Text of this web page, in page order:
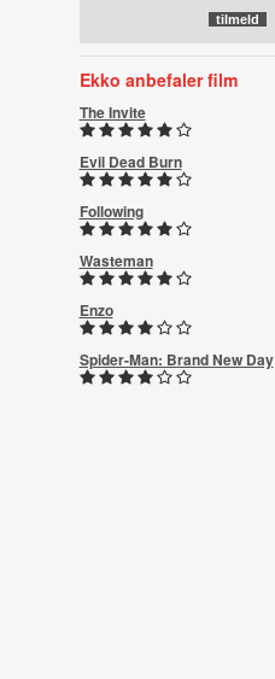
Ekko anbefaler film
The Invite
Evil Dead Burn
Following
Wasteman
Enzo
Spider-Man: Brand New Day